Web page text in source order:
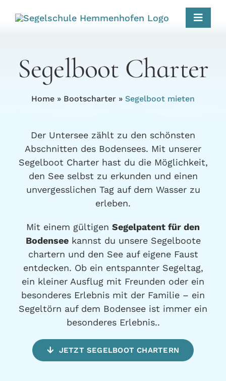
Toggle
Events
Über uns
Segelboot Charter
Home » Bootscharter » Segelboot mieten
Der Untersee zählt zu den schönsten
Abschnitten des Bodensees. Mit unserer
Segelboot Charter hast du die Möglichkeit,
den See selbst zu erkunden und einen
unvergesslichen Tag auf dem Wasser zu
erleben.
Mit einem gültigen Segelpatent für den
Bodenseekannst du unsere Segelboote
chartern und den See auf eigene Faust
entdecken. Ob ein entspannter Segeltag,
ein kleiner Ausflug mit Freunden oder ein
besonderes Erlebnis mit der Familie – ein
Segeltörn auf dem Bodensee ist immer ein
besonderes Erlebnis..
JETZT SEGELBOOT CHARTERN